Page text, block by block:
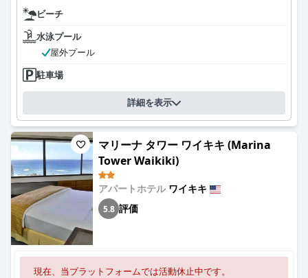
ビーチ
水泳プール
屋外プール
駐車場
詳細を表示
マリーナ タワー ワイキキ (Marina
Tower Waikiki)
アパートホテル ワイキキ
5.8 評価
現在、当プラットフォームでは活動休止中です。